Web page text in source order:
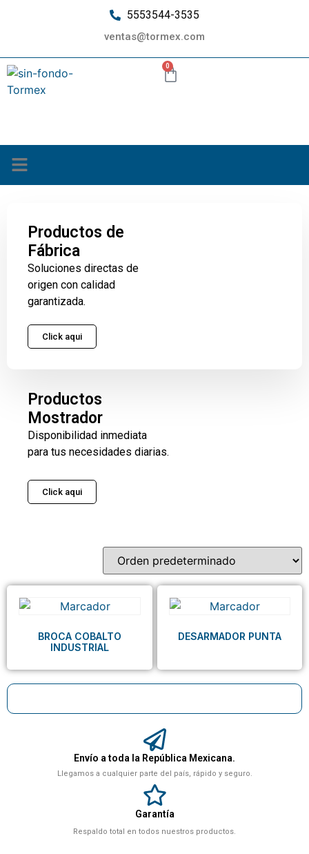
5553544-3535
ventas@tormex.com
0
Envío a toda la República Mexicana.
Llegamos a cualquier parte del país, rápido y seguro.
Garantía
Respaldo total en todos nuestros productos.
Productos de
Fábrica
Soluciones directas de
origen con calidad
garantizada.
Click aqui
Productos
Mostrador
Disponibilidad inmediata
para tus necesidades diarias.
Click aqui
BROCA COBALTO
INDUSTRIAL
DESARMADOR PUNTA